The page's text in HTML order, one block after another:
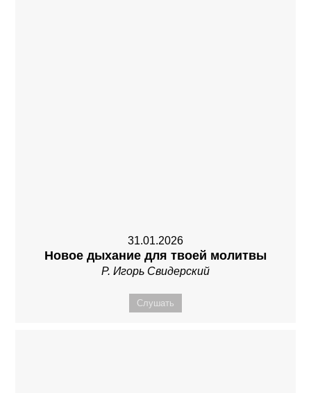
31.01.2026
Новое дыхание для твоей молитвы
Р. Игорь Свидерский
Слушать